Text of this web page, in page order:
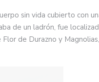
sin vida cubierto con
de un ladrón, fue
Flor de Durazno y